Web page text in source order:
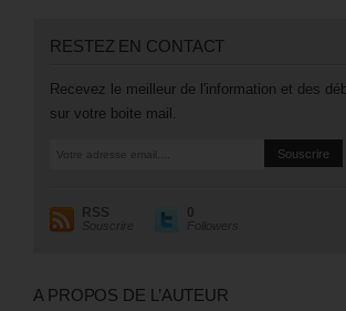
RESTEZ EN CONTACT
Recevez le meilleur de l'information et des
sur votre boite mail.
RSS
Souscrire
0
Followers
A PROPOS DE L’AUTEUR